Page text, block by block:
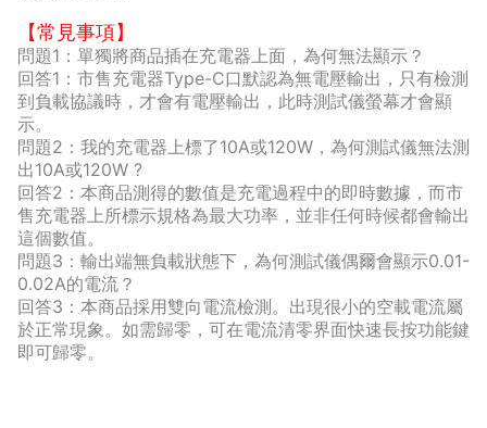
【常見事項】
問題1：單獨將商品插在充電器上面，為何無法顯示？
回答1：市售充電器Type-C口默認為無電壓輸出，只有檢測
到負載協議時，才會有電壓輸出，此時測試儀螢幕才會顯
示。
問題2：我的充電器上標了10A或120W，為何測試儀無法測
出10A或120W ?
回答2：本商品測得的數值是充電過程中的即時數據，而市
售充電器上所標示規格為最大功率，並非任何時候都會輸出
這個數值。
問題3：輸出端無負載狀態下，為何測試儀偶爾會顯示0.01-
0.02A的電流？
回答3：本商品採用雙向電流檢測。出現很小的空載電流屬
於正常現象。如需歸零，可在電流清零界面快速長按功能鍵
即可歸零。